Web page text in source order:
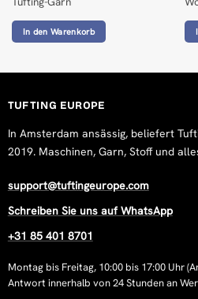
Marijn Fransen
Rating: 5/5
Red 500 g Wool Tufting Yarn
Rating: 5/5
Good quality yarn at a great
Mon Jan 13 2025 15:19:35
In den Warenkorb
TUFTING EUROPE
In Amsterdam ansässig, beliefert
2019. Maschinen, Garn, Stoff und
support@tuftingeurope.com
Schreiben Sie uns auf WhatsApp
+31 85 401 8701
Montag bis Freitag, 10:00 bis 17:00 Uhr
Antwort innerhalb von 24 Stunden an